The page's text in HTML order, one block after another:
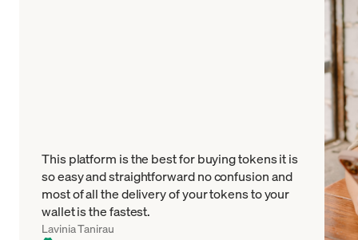
This platform is the best for buying tokens it is
so easy and straightforward no confusion and
most of all the delivery of your tokens to your
wallet is the fastest.
Lavinia Tanirau